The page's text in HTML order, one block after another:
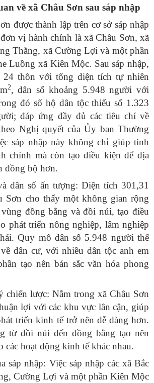
về xã Châu Sơn sau sáp nhập
được thành lập trên cơ sở sáp nhập
vị hành chính là xã Châu Sơn, xã
Thắng, xã Cường Lợi và một phần
Luồng xã Kiên Mộc. Sau sáp nhập,
24 thôn với tổng diện tích tự nhiên
2, dân số khoảng 5.948 người với
đó số hộ dân tộc thiểu số 1.323
đáp ứng đầy đủ các tiêu chí về
Nghị quyết của Ủy ban Thường
sáp nhập này không chỉ giúp tinh
chính mà còn tạo điều kiện để địa
đồng bộ hơn.
dân số ấn tượng: Diện tích 301,31
Sơn cho thấy một không gian rộng
đồng bằng và đồi núi, tạo điều
phát triển nông nghiệp, lâm nghiệp
Quy mô dân số 5.948 người thể
dân cư, với nhiều dân tộc anh em
tạo nên bản sắc văn hóa phong
chiến lược: Nằm trong xã Châu Sơn
lợi với các khu vực lân cận, giúp
triển kinh tế trở nên dễ dàng hơn.
từ đồi núi đến đồng bằng tạo nên
các hoạt động kinh tế khác nhau.
sáp nhập: Việc sáp nhập các xã Bắc
Cường Lợi và một phần Kiên Mộc